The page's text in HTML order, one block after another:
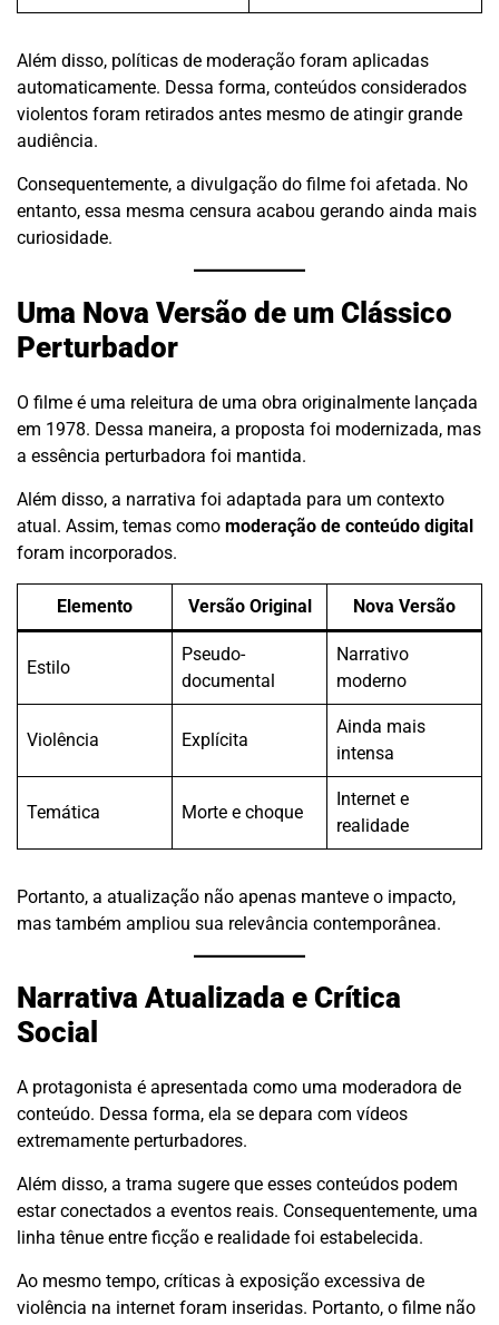
Além disso, políticas de moderação foram aplicadas
automaticamente. Dessa forma, conteúdos considerados
violentos foram retirados antes mesmo de atingir grande
audiência.
Consequentemente, a divulgação do filme foi afetada. No
entanto, essa mesma censura acabou gerando ainda mais
curiosidade.
Uma Nova Versão de um Clássico
Perturbador
O filme é uma releitura de uma obra originalmente lançada
em 1978. Dessa maneira, a proposta foi modernizada, mas
a essência perturbadora foi mantida.
Além disso, a narrativa foi adaptada para um contexto
atual. Assim, temas como moderação de conteúdo digital
foram incorporados.
Elemento Versão Original Nova Versão
Estilo
Pseudo-
documental
Narrativo
moderno
Violência Explícita
Ainda mais
intensa
Temática Morte e choque
Internet e
realidade
Portanto, a atualização não apenas manteve o impacto,
mas também ampliou sua relevância contemporânea.
Narrativa Atualizada e Crítica
Social
A protagonista é apresentada como uma moderadora de
conteúdo. Dessa forma, ela se depara com vídeos
extremamente perturbadores.
Além disso, a trama sugere que esses conteúdos podem
estar conectados a eventos reais. Consequentemente, uma
linha tênue entre ficção e realidade foi estabelecida.
Ao mesmo tempo, críticas à exposição excessiva de
violência na internet foram inseridas. Portanto, o filme não